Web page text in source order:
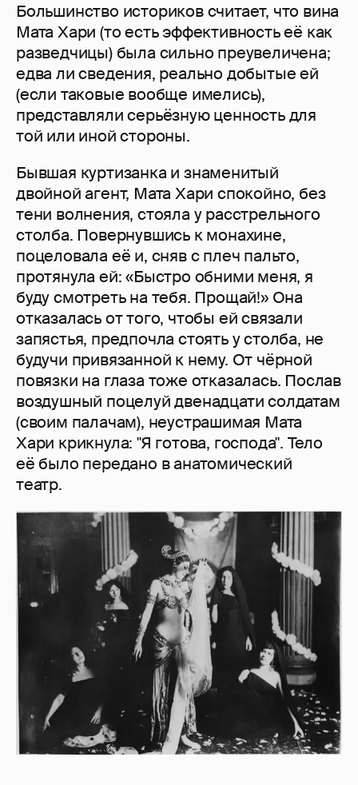
Большинство историков считает, что вина
Мата Хари (то есть эффективность её как
разведчицы) была сильно преувеличена;
едва ли сведения, реально добытые ей
(если таковые вообще имелись),
представляли серьёзную ценность для
той или иной стороны.
Бывшая куртизанка и знаменитый
двойной агент, Мата Хари спокойно, без
тени волнения, стояла у расстрельного
столба. Повернувшись к монахине,
поцеловала её и, сняв с плеч пальто,
протянула ей: «Быстро обними меня, я
буду смотреть на тебя. Прощай!» Она
отказалась от того, чтобы ей связали
запястья, предпочла стоять у столба, не
будучи привязанной к нему. От чёрной
повязки на глаза тоже отказалась. Послав
воздушный поцелуй двенадцати солдатам
(своим палачам), неустрашимая Мата
Хари крикнула: "Я готова, господа". Тело
её было передано в анатомический
театр.